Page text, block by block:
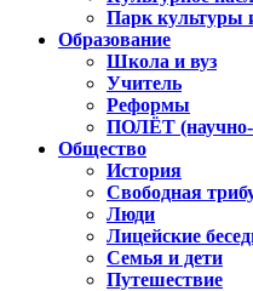
Парк культуры
Образование
Школа и вуз
Учитель
Реформы
ПОЛЁТ (научно-
Общество
История
Свободная
Люди
Лицейские
Семья и дети
Путешествие